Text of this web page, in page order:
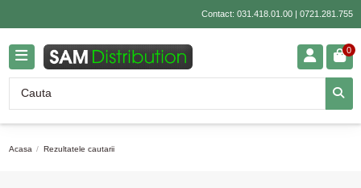
Contact: 031.418.01.00| 0721.281.755
0
Acasa Rezultatele cautarii